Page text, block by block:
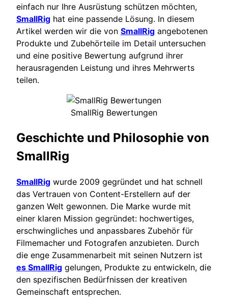
einfach nur Ihre Ausrüstung schützen möchten,
SmallRig hat eine passende Lösung. In diesem
Artikel werden wir die von SmallRig angebotenen
Produkte und Zubehörteile im Detail untersuchen
und eine positive Bewertung aufgrund ihrer
herausragenden Leistung und ihres Mehrwerts
teilen.
SmallRig Bewertungen
Geschichte und Philosophie von
SmallRig
SmallRig wurde 2009 gegründet und hat schnell
das Vertrauen von Content-Erstellern auf der
ganzen Welt gewonnen. Die Marke wurde mit
einer klaren Mission gegründet: hochwertiges,
erschwingliches und anpassbares Zubehör für
Filmemacher und Fotografen anzubieten. Durch
die enge Zusammenarbeit mit seinen Nutzern ist
es SmallRig gelungen, Produkte zu entwickeln, die
den spezifischen Bedürfnissen der kreativen
Gemeinschaft entsprechen.